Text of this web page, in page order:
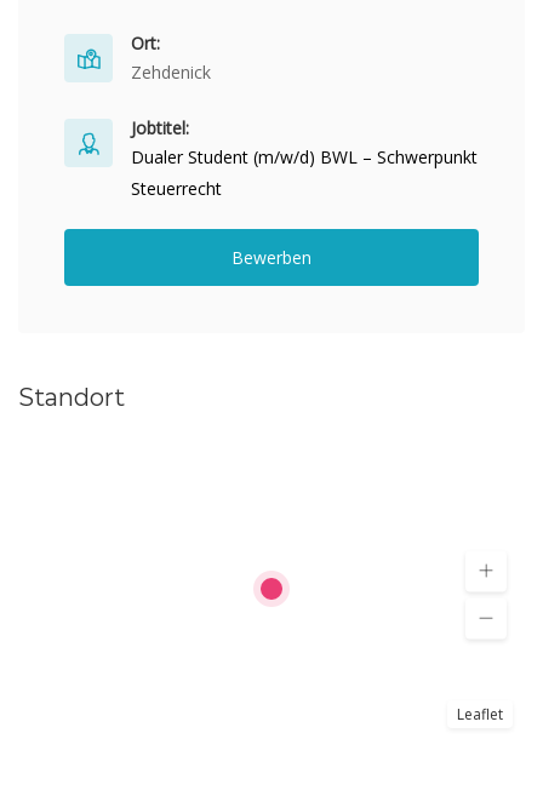
Ort:
Zehdenick
Jobtitel:
Dualer Student (m/w/d) BWL – Schwerpunkt
Steuerrecht
Bewerben
Standort
Leaflet